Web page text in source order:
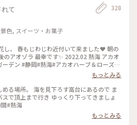
て
色, スイーツ・お菓子
328
ラ 最幸です✨ 2022.02 熱海 アカオ
ーブ＆ローズガ
#空#絶景
もっとみる
る場所。 海を見下ろす高台にあるので ま
で頂上まで行き ゆっくり下ってきましょ
#熱海
もっとみる